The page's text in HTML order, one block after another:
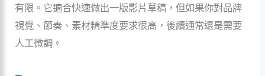
有限。它適合快速做出一版影片草稿，但如果你對品牌
視覺、節奏、素材精準度要求很高，後續通常還是需要
人工微調。